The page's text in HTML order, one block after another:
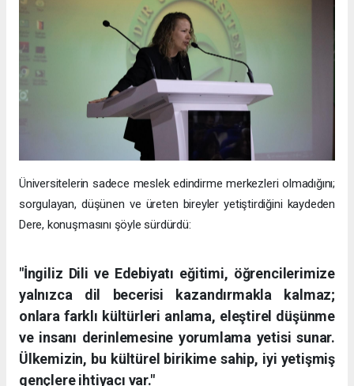
Üniversitelerin sadece meslek edindirme merkezleri olmadığını;
sorgulayan, düşünen ve üreten bireyler yetiştirdiğini kaydeden
Dere, konuşmasını şöyle sürdürdü:
"İngiliz Dili ve Edebiyatı eğitimi, öğrencilerimize
yalnızca dil becerisi kazandırmakla kalmaz;
onlara farklı kültürleri anlama, eleştirel düşünme
ve insanı derinlemesine yorumlama yetisi sunar.
Ülkemizin, bu kültürel birikime sahip, iyi yetişmiş
gençlere ihtiyacı var."